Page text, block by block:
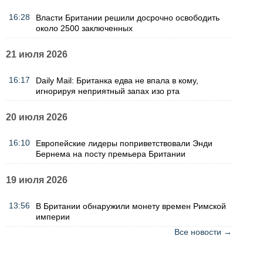
16:28
Власти Британии решили досрочно освободить
около 2500 заключенных
21 июля 2026
16:17
Daily Mail: Британка едва не впала в кому,
игнорируя неприятный запах изо рта
20 июля 2026
16:10
Европейские лидеры поприветствовали Энди
Бернема на посту премьера Британии
19 июля 2026
13:56
В Британии обнаружили монету времен Римской
империи
Все новости →